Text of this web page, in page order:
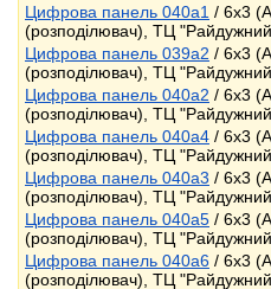
Цифрова панель 040a1 / 6x3
(розподілювач), ТЦ
Цифрова панель 039a2 / 6x3
(розподілювач), ТЦ
Цифрова панель 040a2 / 6x3
(розподілювач), ТЦ
Цифрова панель 040a4 / 6x3
(розподілювач), ТЦ
Цифрова панель 040a3 / 6x3
(розподілювач), ТЦ
Цифрова панель 040a5 / 6x3
(розподілювач), ТЦ
Цифрова панель 040a6 / 6x3
(розподілювач), ТЦ